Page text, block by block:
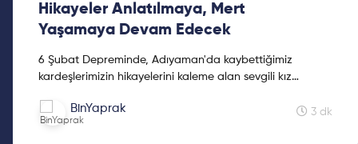
Hikayeler Anlatılmaya, Mert
Yaşamaya Devam Edecek
6 Şubat Depreminde, Adıyaman'da kaybettiğimiz
kardeşlerimizin hikayelerini kaleme alan sevgili kız
BinYaprak 3 dk